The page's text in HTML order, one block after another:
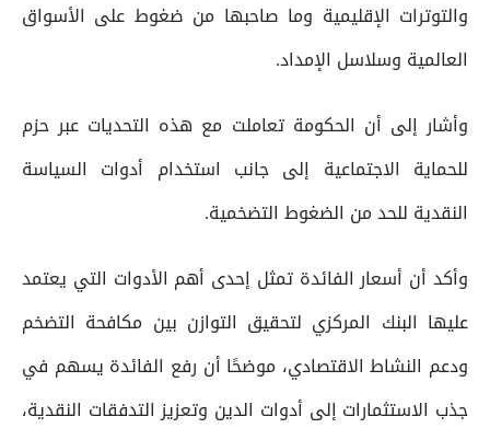
والتوترات الإقليمية وما صاحبها من ضغوط على الأسواق
العالمية وسلاسل الإمداد.
وأشار إلى أن الحكومة تعاملت مع هذه التحديات عبر حزم
للحماية الاجتماعية إلى جانب استخدام أدوات السياسة
النقدية للحد من الضغوط التضخمية.
وأكد أن أسعار الفائدة تمثل إحدى أهم الأدوات التي يعتمد
عليها البنك المركزي لتحقيق التوازن بين مكافحة التضخم
ودعم النشاط الاقتصادي، موضحًا أن رفع الفائدة يسهم في
جذب الاستثمارات إلى أدوات الدين وتعزيز التدفقات النقدية،